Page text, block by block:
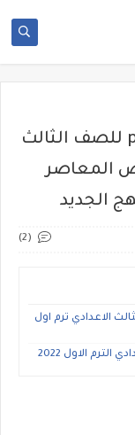
كتاب المعاصر لغة إنجليزية pdf للصف الثالث
الاول 2022، ملخص المعاصر
الجديد
(2)
الاعدادي ترم اول
الاول 2022